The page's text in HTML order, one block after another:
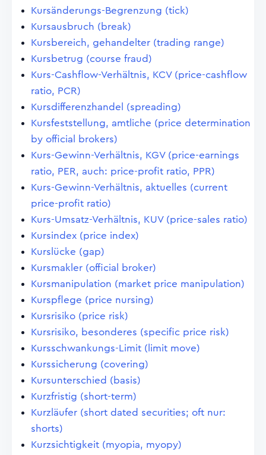
Kursänderungs-Begrenzung (tick)
Kursausbruch (break)
Kursbereich, gehandelter (trading range)
Kursbetrug (course fraud)
Kurs-Cashflow-Verhältnis, KCV (price-cashflow
ratio, PCR)
Kursdifferenzhandel (spreading)
Kursfeststellung, amtliche (price determination
by official brokers)
Kurs-Gewinn-Verhältnis, KGV (price-earnings
ratio, PER, auch: price-profit ratio, PPR)
Kurs-Gewinn-Verhältnis, aktuelles (current
price-profit ratio)
Kurs-Umsatz-Verhältnis, KUV (price-sales ratio)
Kursindex (price index)
Kurslücke (gap)
Kursmakler (official broker)
Kursmanipulation (market price manipulation)
Kurspflege (price nursing)
Kursrisiko (price risk)
Kursrisiko, besonderes (specific price risk)
Kursschwankungs-Limit (limit move)
Kurssicherung (covering)
Kursunterschied (basis)
Kurzfristig (short-term)
Kurzläufer (short dated securities; oft nur:
shorts)
Kurzsichtigkeit (myopia, myopy)